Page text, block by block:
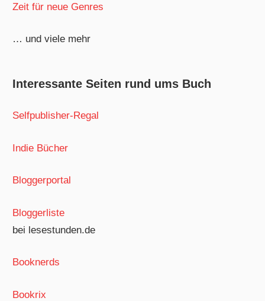
Zeit für neue Genres
… und viele mehr
Interessante Seiten rund ums Buch
Selfpublisher-Regal
Indie Bücher
Bloggerportal
Bloggerliste
bei lesestunden.de
Booknerds
Bookrix